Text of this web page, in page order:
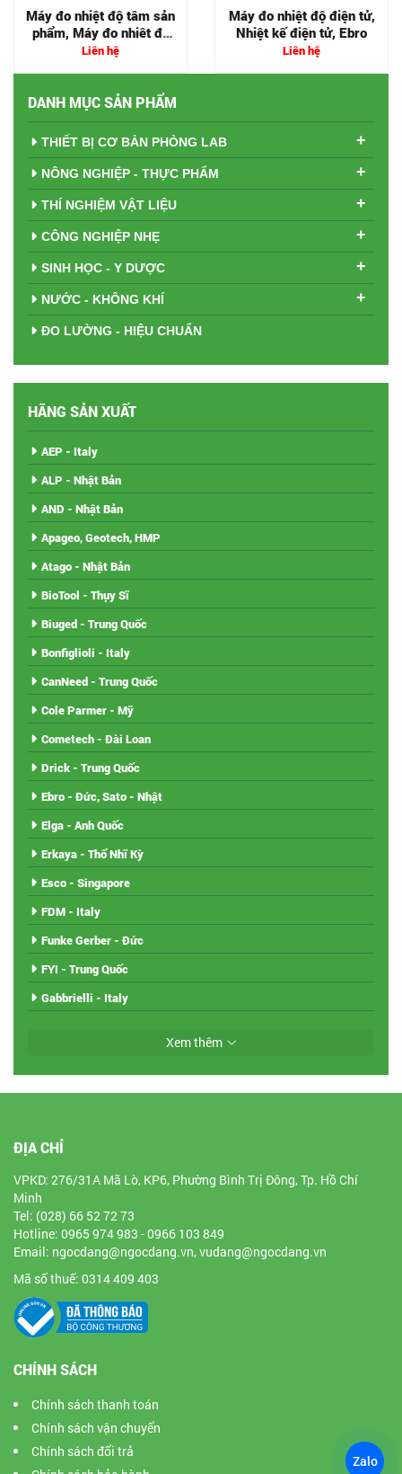
Máy đo nhiệt độ tâm sản
phẩm, Máy đo nhiêt độ
điện tử, Ebro
Liên hệ
Máy đo nhiệt độ điện tử,
Nhiệt kế điện tử, Ebro
Liên hệ
DANH MỤC SẢN PHẨM
THIẾT BỊ CƠ BẢN PHÒNG LAB +
NÔNG NGHIỆP - THỰC PHẨM +
THÍ NGHIỆM VẬT LIỆU +
CÔNG NGHIỆP NHẸ +
SINH HỌC - Y DƯỢC +
NƯỚC - KHÔNG KHÍ +
ĐO LƯỜNG - HIỆU CHUẨN
HÃNG SẢN XUẤT
AEP - Italy
ALP - Nhật Bản
AND - Nhật Bản
Apageo, Geotech, HMP
Atago - Nhật Bản
BioTool - Thụy Sĩ
Biuged - Trung Quốc
Bonfiglioli - Italy
CanNeed - Trung Quốc
Cole Parmer - Mỹ
Cometech - Đài Loan
Drick - Trung Quốc
Ebro - Đức, Sato - Nhật
Elga - Anh Quốc
Erkaya - Thổ Nhĩ Kỳ
Esco - Singapore
FDM - Italy
Funke Gerber - Đức
FYI - Trung Quốc
Gabbrielli - Italy
Xem thêm
ĐỊA CHỈ
VPKD: 276/31A Mã Lò, KP6, Phường Bình Trị Đông, Tp. Hồ Chí
Minh
Tel: (028) 66 52 72 73
Hotline: 0965 974 983 - 0966 103 849
Email: ngocdang@ngocdang.vn, vudang@ngocdang.vn
Mã số thuế: 0314 409 403
CHÍNH SÁCH
Chính sách thanh toán
Chính sách vận chuyển
Chính sách đổi trả
Zalo